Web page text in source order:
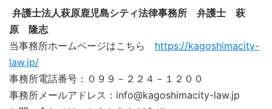
弁護士法人萩原鹿児島シティ法律事務所 弁護士 萩
原 隆志
当事務所ホームページはこちら https://kagoshimacity-
law.jp/
事務所電話番号：０９９－２２４－１２００
事務所メールアドレス：info@kagoshimacity-law.jp